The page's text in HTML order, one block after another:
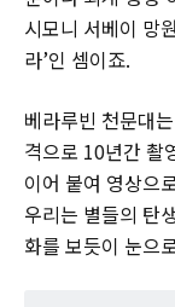
시모니 서베이 망
라’인 셈이죠.
베라루빈 천문대
격으로 10년간 촬
이어 붙여 영상으
우리는 별들의 탄
화를 보듯이 눈으